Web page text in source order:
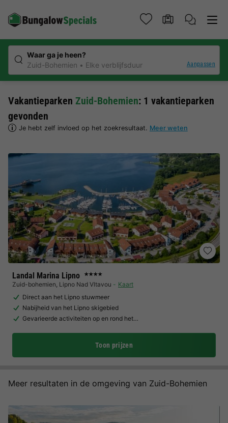
Waar ga je heen?
Zuid-Bohemien
Elke verblijfsduur Aanpassen
Vakantieparken Zuid-Bohemien: 1 vakantieparken
gevonden
Je hebt zelf invloed op het zoekresultaat. Meer weten
Landal Marina Lipno ★★★★
Zuid-bohemien, Lipno Nad Vltavou
Kaart
Direct aan het Lipno stuwmeer
Nabijheid van het Lipno skigebied
Gevarieerde activiteiten op en rond het…
Toon prijzen
Meer resultaten in de omgeving van Zuid-Bohemien